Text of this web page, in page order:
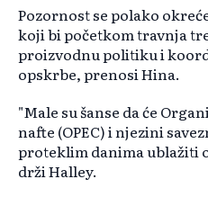
Pozornost se polako
koji bi početkom travnja
proizvodnu politiku i
opskrbe, prenosi Hina.
"Male su šanse da će
nafte (OPEC) i njezini
proteklim danima ublažiti
drži Halley.